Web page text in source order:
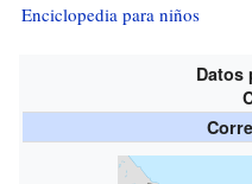
Enciclopedia para niños
Datos